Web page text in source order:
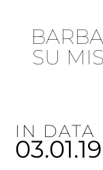
SU
IN DATA
03.01.19